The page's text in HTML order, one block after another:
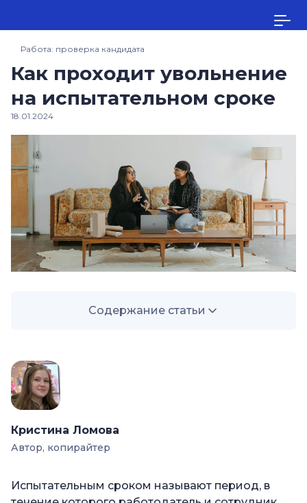
Работа: проверка кандидата
Как проходит увольнение
на испытательном сроке
18.01.2024
Содержание статьи
—Основания для увольнения на
испытательном сроке
—Увольнение на испытательном сроке по
собственному желанию
—Увольнение на испытательном по инициативе
—Как оформляется увольнение на
Кристина Ломова
Автор, копирайтер
Испытательным сроком называют период, в